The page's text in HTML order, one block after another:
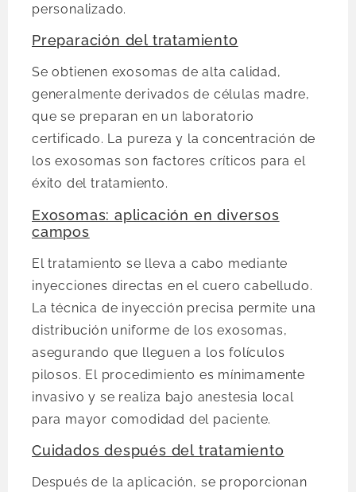
personalizado.
Preparación del tratamiento
Se obtienen exosomas de alta calidad,
generalmente derivados de células madre,
que se preparan en un laboratorio
certificado. La pureza y la concentración de
los exosomas son factores críticos para el
éxito del tratamiento.
Exosomas: aplicación en diversos
campos
El tratamiento se lleva a cabo mediante
inyecciones directas en el cuero cabelludo.
La técnica de inyección precisa permite una
distribución uniforme de los exosomas,
asegurando que lleguen a los folículos
pilosos. El procedimiento es mínimamente
invasivo y se realiza bajo anestesia local
para mayor comodidad del paciente.
Cuidados después del tratamiento
Después de la aplicación, se proporcionan